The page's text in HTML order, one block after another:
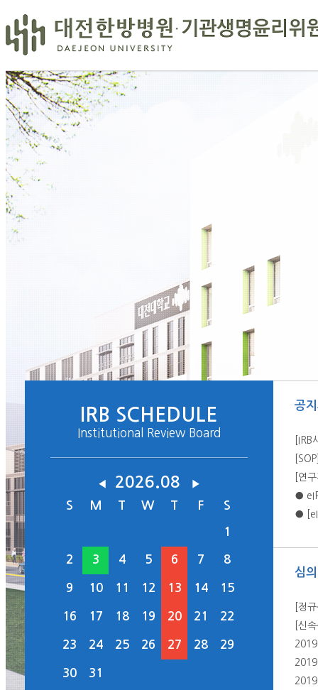
IRB SCHEDULE
Institutional Review Board
◀ 2026.08 ▶
S M T W T F S
1
2 3 4 5 6 7 8
9 10 11 12 13 14 15
16 17 18 19 20 21 22
23 24 25 26 27 28 29
30 31
공
●
●
심
[정